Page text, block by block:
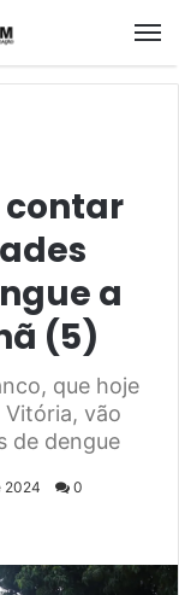
contar
a
(5)
que hoje
Vitória, vão
de dengue
2024 0